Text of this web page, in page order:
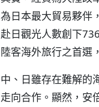
為日本最大貿易夥伴
赴日觀光人數創下
陸客海外旅行之首選
中、日雖存在難解的
走向合作。顯然，安